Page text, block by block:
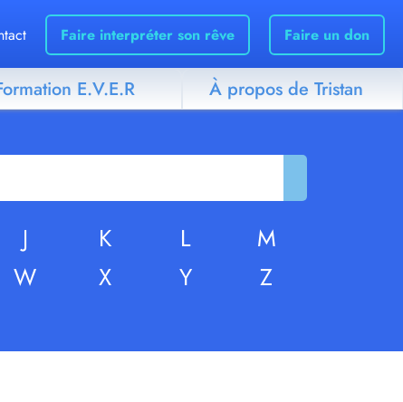
Faire interpréter son rêve Faire un don
E.V.E.R À propos de Tristan
J K L
M
W X Y Z